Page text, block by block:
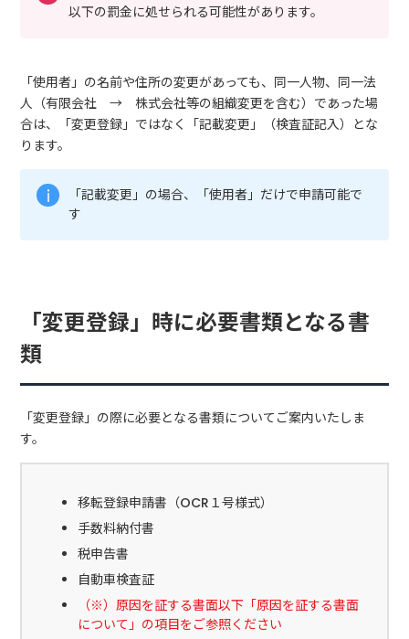
以下の罰金に処せられる可能性があります。
「使用者」の名前や住所の変更があっても、同一人物、同一法
人（有限会社 → 株式会社等の組織変更を含む）であった場
合は、「変更登録」ではなく「記載変更」（検査証記入）とな
ります。
「記載変更」の場合、「使用者」だけで申請可能で
す
「変更登録」時に必要書類となる書
類
「変更登録」の際に必要となる書類についてご案内いたしま
す。
移転登録申請書（OCR１号様式）
手数料納付書
税申告書
自動車検査証
（※）原因を証する書面以下「原因を証する書面
について」の項目をご参照ください